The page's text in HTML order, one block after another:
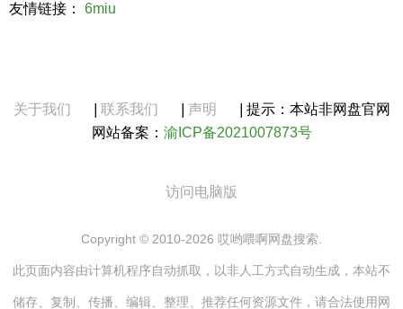
友情链接： 6miu
关于我们 联系我们 声明
提示：本站非网盘官网
网站备案： 渝ICP备2021007873号
访问电脑版
Copyright © 2010-2026 哎哟喂啊网盘搜索.
此页面内容由计算机程序自动抓取，以非人工方式自动生成，本站不
储存、复制、传播、编辑、整理、推荐任何资源文件，请合法使用网